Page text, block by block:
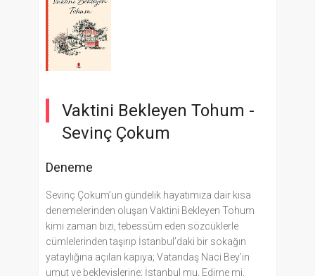
Vaktini Bekleyen Tohum -
Sevinç Çokum
Deneme
Sevinç Çokum’un gündelik hayatımıza dair kısa
denemelerinden oluşan Vaktini Bekleyen Tohum
kimi zaman bizi, tebessüm eden sözcüklerle
cümlelerinden taşırıp İstanbul’daki bir sokağın
yataylığına açılan kapıya; Vatandaş Naci Bey’in
umut ve bekleyişlerine; İstanbul mu, Edirne mi,